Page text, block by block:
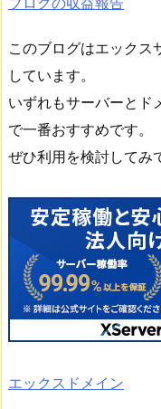
このブログはエックス
しています。
いずれもサーバーとド
で一番おすすめです。
ぜひ利用を検討してみ
エックスドメイン